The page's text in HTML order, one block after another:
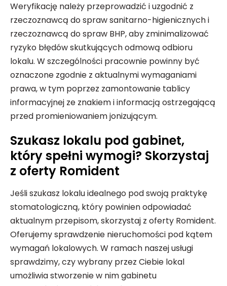
Weryfikację należy przeprowadzić i uzgodnić z
rzeczoznawcą do spraw sanitarno-higienicznych i
rzeczoznawcą do spraw BHP, aby zminimalizować
ryzyko błędów skutkujących odmową odbioru
lokalu. W szczególności pracownie powinny być
oznaczone zgodnie z aktualnymi wymaganiami
prawa, w tym poprzez zamontowanie tablicy
informacyjnej ze znakiem i informacją ostrzegającą
przed promieniowaniem jonizującym.
Szukasz lokalu pod gabinet,
który spełni wymogi? Skorzystaj
z oferty Romident
Jeśli szukasz lokalu idealnego pod swoją praktykę
stomatologiczną, który powinien odpowiadać
aktualnym przepisom, skorzystaj z oferty Romident.
Oferujemy sprawdzenie nieruchomości pod kątem
wymagań lokalowych. W ramach naszej usługi
sprawdzimy, czy wybrany przez Ciebie lokal
umożliwia stworzenie w nim gabinetu